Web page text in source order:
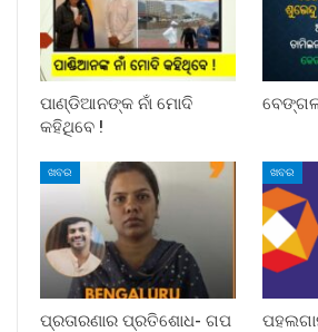
ପାଣ୍ଡିଆନଙ୍କ ନାଁ ମୋଦି
କହିଥିବେ !
ଖବର
ପ୍ରତାରଣାର ପ୍ରତିଶୋଧ- ଗପ
ଖବର